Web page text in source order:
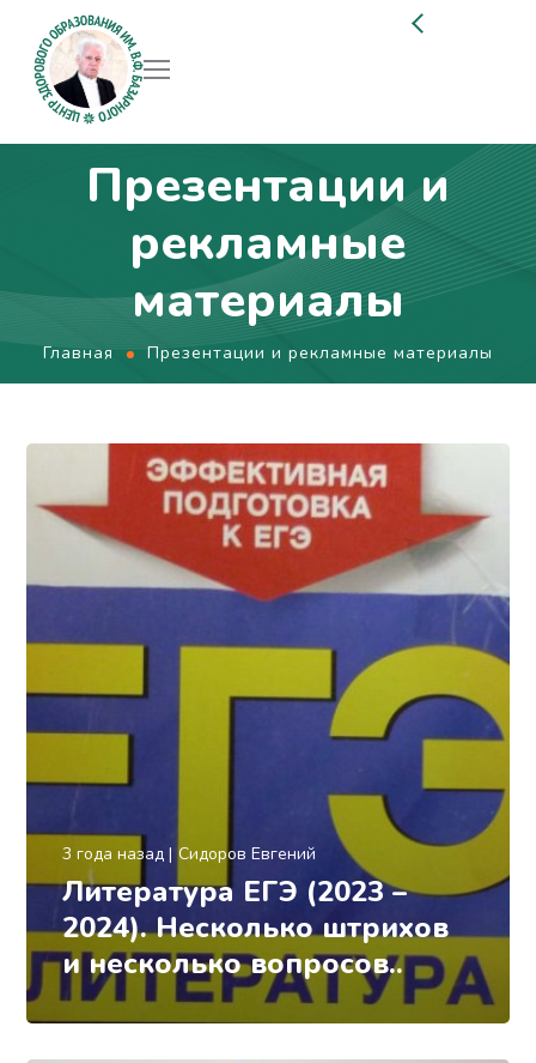
Презентации и
рекламные
материалы
Главная Презентации и рекламные материалы
3 года назад Сидоров Евгений
Литература ЕГЭ (2023 –
2024). Несколько штрихов
и несколько вопросов..